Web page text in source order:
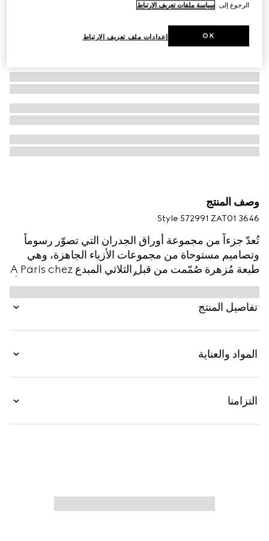
وصف المنتج
Style ‎572991 ZAT01 3646
تُعدّ جزءاً من مجموعة أوراق الجدران التي تصوّر رسوماً
وتصاميم مستوحاة من مجموعات الأزياء الجاهزة، وهي
طبعة مُزهرة صُمّمت من قبل الثلاثي المبدع A Paris chez
Antoinette Poisson، الذي أُطلق عليه هذا المُسمّى تيمّناً
باسم هاوية الفنون وورق الجدران ماركيز دو بومبادور
أنطوانيت بواسون Jeanne-Antoinette Poisson.
تفاصيل المنتج
المواد والعناية
التزامنا
الرجوع إلى سياسة ملفات تعريف الارتباط
إعدادات ملف تعريف الارتباط OK